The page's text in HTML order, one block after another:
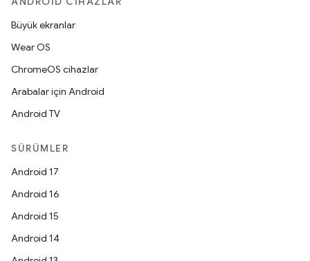
Büyük ekranlar
Wear OS
ChromeOS cihazlar
Arabalar için Android
Android TV
SÜRÜMLER
Android 17
Android 16
Android 15
Android 14